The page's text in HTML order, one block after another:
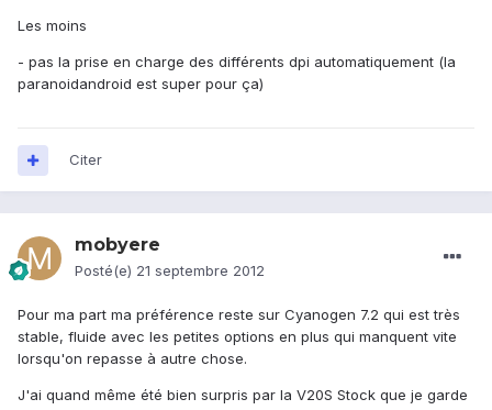
Les moins
- pas la prise en charge des différents dpi automatiquement (la
paranoidandroid est super pour ça)
Citer
mobyere
Posté(e) 21 septembre 2012
Pour ma part ma préférence reste sur Cyanogen 7.2 qui est très
stable, fluide avec les petites options en plus qui manquent vite
lorsqu'on repasse à autre chose.
J'ai quand même été bien surpris par la V20S Stock que je garde